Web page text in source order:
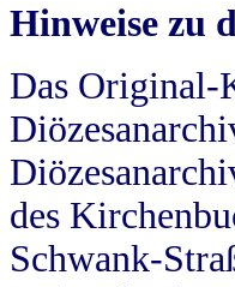
Hinweise zu
Das Original-
des
Schwank-